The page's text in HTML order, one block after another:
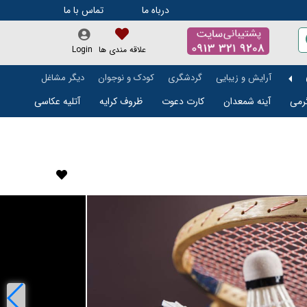
درباه ما تماس با ما
علاقه مندی ها Login
تالار و باغ تالار
آرایش و زیبایی گردشگری کودک و نوجوان
دیگر مشاغل
آینه شمعدان کارت دعوت ظروف کرایه آتلیه عکاسی